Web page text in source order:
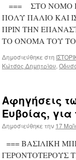
=== ΣΤΟ ΝΟΜΟ
ΠΟΛΥ ΠΑΛΙΟ ΚΑΙ
ΠΡΙΝ ΤΗΝ
ΤΟ ΟΝΟΜΑ ΤΟΥ
Δημοσιεύθηκε στη
Κώτσος Δημητρίου,
Αφηγήσεις
Ευβοίας, για
Δημοσιεύθηκε την 17
=== ΒΑΣΙΛΙΚΗ
ΓΕΡΟΝΤΟΤΕΡΟΥΣ